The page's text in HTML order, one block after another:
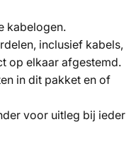
kabelogen.
inclusief kabels,
op elkaar afgestemd.
in dit pakket en of
voor uitleg bij ieder